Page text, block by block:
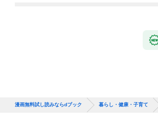
漫画無料試し読みならdブック 暮らし・健康・子育て